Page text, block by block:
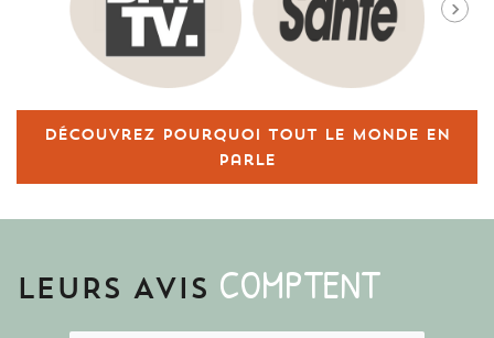
Découvrez pourquoi tout le monde en
parle
LEURS AVIS COMPTENT